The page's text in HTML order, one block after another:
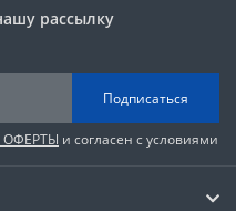
рассылку
Подписаться
и согласен с условиями